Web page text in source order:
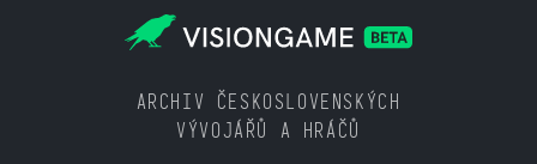
ARCHIV ČESKOSLOVENSKÝCH
VÝVOJÁŘŮ A HRÁČŮ